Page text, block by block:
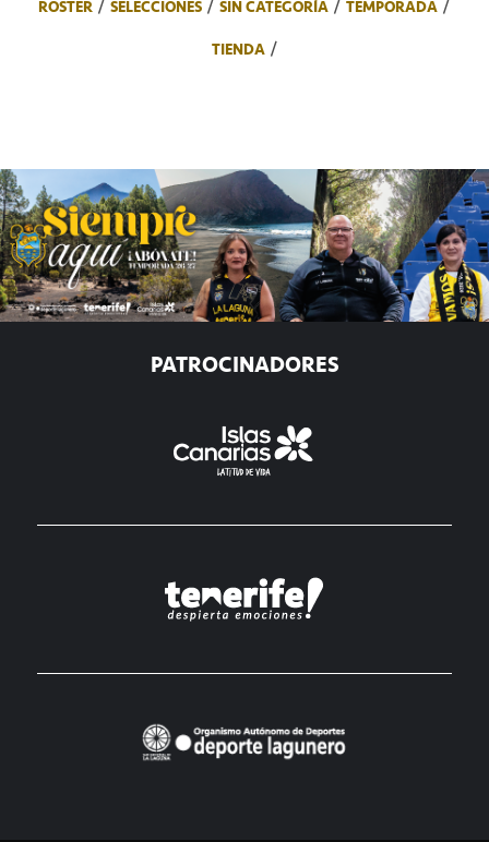
ROSTER SELECCIONES SIN CATEGORÍA
TEMPORADA
TIENDA
PATROCINADORES